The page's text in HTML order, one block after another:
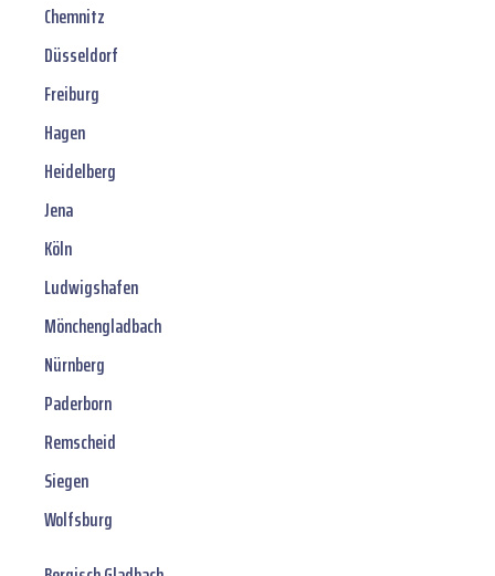
Chemnitz
Düsseldorf
Freiburg
Hagen
Heidelberg
Jena
Köln
Ludwigshafen
Mönchengladbach
Nürnberg
Paderborn
Remscheid
Siegen
Wolfsburg